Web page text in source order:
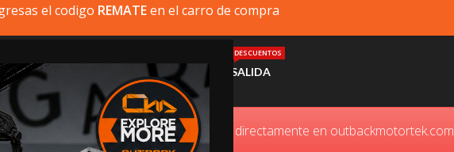
el codigo REMATEen el carro de compra
MI MOTOPRODUCTOS INSTALACIÓN SALIDA
DESCUENTOS
no está disponible, puede comprarlo directamente en outbackmotortek.com